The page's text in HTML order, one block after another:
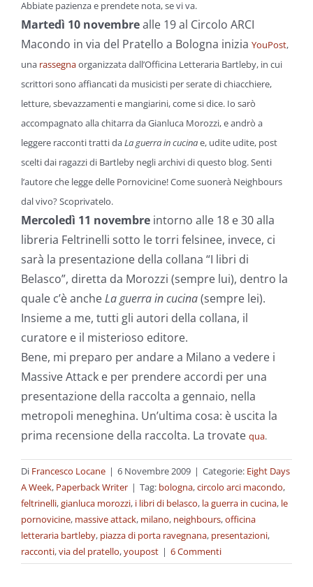
Abbiate pazienza e prendete nota, se vi va.
Martedì 10 novembrealle 19 al Circolo ARCI
Macondo in via del Pratello a Bologna inizia YouPost,
una rassegnaorganizzata dall’Officina Letteraria Bartleby, in cui
scrittori sono affiancati da musicisti per serate di chiacchiere,
letture, sbevazzamenti e mangiarini, come si dice. Io sarò
accompagnato alla chitarra da Gianluca Morozzi, e andrò a
leggere racconti tratti daLa guerra in cucinae, udite udite, post
scelti dai ragazzi di Bartleby negli archivi di questo blog. Senti
l’autore che legge delle Pornovicine! Come suonerà Neighbours
dal vivo? Scoprivatelo.
Mercoledì 11 novembre intorno alle 18 e 30 alla
libreria Feltrinelli sotto le torri felsinee, invece, ci
sarà la presentazione della collana “I libri di
Belasco”, diretta da Morozzi (sempre lui), dentro la
quale c’è ancheLa guerra in cucina(sempre lei).
Insieme a me, tutti gli autori della collana, il
curatore e il misterioso editore.
Bene, mi preparo per andare a Milano a vedere i
Massive Attack e per prendere accordi per una
presentazione della raccolta a gennaio, nella
metropoli meneghina. Un’ultima cosa: è uscita la
prima recensione della raccolta. La trovate qua.
Di Francesco Locane | 6 Novembre 2009 | Categorie: Eight Days
A Week, Paperback Writer | Tag: bologna,circolo arci macondo,
feltrinelli,gianluca morozzi, i libri di belasco, la guerra in cucina, le
pornovicine, massive attack, milano, neighbours,officina
letteraria bartleby, piazza di porta ravegnana, presentazioni,
racconti,via del pratello,youpost | 6 Commenti